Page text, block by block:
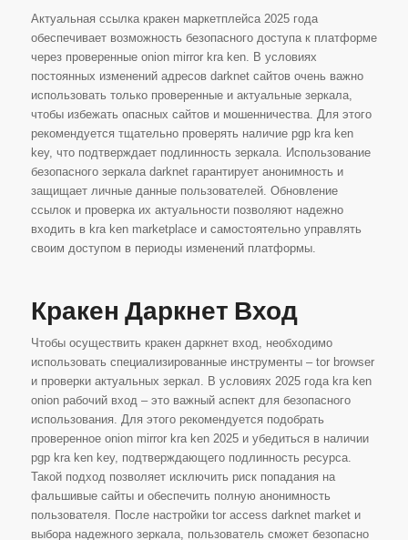
Актуальная ссылка кракен маркетплейса 2025 года
обеспечивает возможность безопасного доступа к платформе
через проверенные onion mirror kra ken. В условиях
постоянных изменений адресов darknet сайтов очень важно
использовать только проверенные и актуальные зеркала,
чтобы избежать опасных сайтов и мошенничества. Для этого
рекомендуется тщательно проверять наличие pgp kra ken
key, что подтверждает подлинность зеркала. Использование
безопасного зеркала darknet гарантирует анонимность и
защищает личные данные пользователей. Обновление
ссылок и проверка их актуальности позволяют надежно
входить в kra ken marketplace и самостоятельно управлять
своим доступом в периоды изменений платформы.
Кракен Даркнет Вход
Чтобы осуществить кракен даркнет вход, необходимо
использовать специализированные инструменты – tor browser
и проверки актуальных зеркал. В условиях 2025 года kra ken
onion рабочий вход – это важный аспект для безопасного
использования. Для этого рекомендуется подобрать
проверенное onion mirror kra ken 2025 и убедиться в наличии
pgp kra ken key, подтверждающего подлинность ресурса.
Такой подход позволяет исключить риск попадания на
фальшивые сайты и обеспечить полную анонимность
пользователя. После настройки tor access darknet market и
выбора надежного зеркала, пользователь сможет безопасно